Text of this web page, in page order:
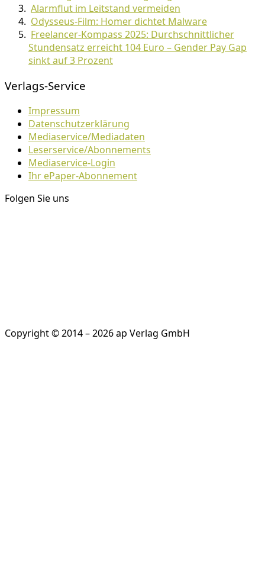
Alarmflut im Leitstand vermeiden
Odysseus-Film: Homer dichtet Malware
Freelancer-Kompass 2025: Durchschnittlicher
Stundensatz erreicht 104 Euro – Gender Pay Gap
sinkt auf 3 Prozent
Verlags-Service
Impressum
Datenschutzerklärung
Mediaservice/Mediadaten
Leserservice/Abonnements
Mediaservice-Login
Ihr ePaper-Abonnement
Folgen Sie uns
Copyright © 2014 – 2026 ap Verlag GmbH